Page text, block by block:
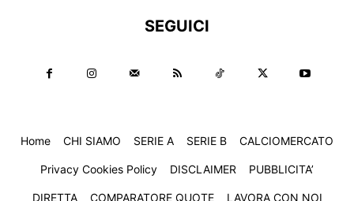
SEGUICI
Home CHI SIAMO SERIE A SERIE B CALCIOMERCATO
Privacy Cookies Policy DISCLAIMER PUBBLICITA’
DIRETTA COMPARATORE QUOTE LAVORA CON NOI